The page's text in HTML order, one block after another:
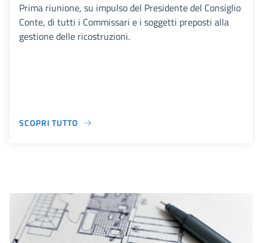
Prima riunione, su impulso del Presidente del Consiglio
Conte, di tutti i Commissari e i soggetti preposti alla
gestione delle ricostruzioni.
SCOPRI TUTTO